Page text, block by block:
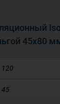
45х80
120
45